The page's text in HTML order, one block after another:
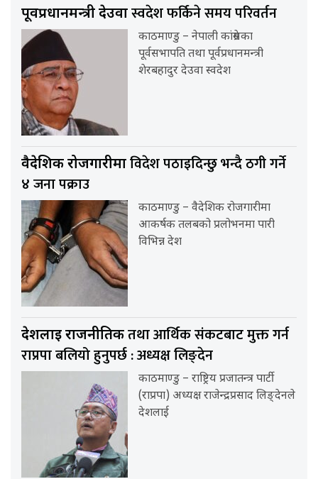
पूर्वप्रधानमन्त्री देउवास्वदेश फर्किने समय परिवर्तन
काठमाण्डु – नेपाली कांग्रेसका
पूर्वसभापति तथा पूर्वप्रधानमन्त्री
शेरबहादुर देउवा स्वदेश
वैदेशिक रोजगारीमाविदेश पठाइदिन्छु भन्दै ठगी गर्ने
४ जना पक्राउ
काठमाण्डु – वैदेशिक रोजगारीमा
आकर्षक तलबको प्रलोभनमा पारी
विभिन्न देश
देशलाई राजनीतिकतथा आर्थिक संकटबाट मुक्त गर्न
राप्रपा बलियो हुनुपर्छ : अध्यक्ष लिङ्देन
काठमाण्डु – राष्ट्रिय प्रजातन्त्र पार्टी
(राप्रपा) अध्यक्ष राजेन्द्रप्रसाद लिङ्देनले
देशलाई